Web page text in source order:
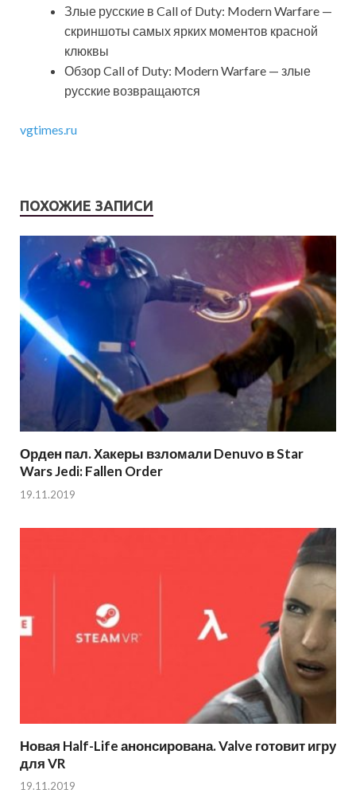
Злые русские в Call of Duty: Modern Warfare —
скриншоты самых ярких моментов красной
клюквы
Обзор Call of Duty: Modern Warfare — злые
русские возвращаются
vgtimes.ru
ПОХОЖИЕ ЗАПИСИ
Орден пал. Хакеры взломали Denuvo в Star
Wars Jedi: Fallen Order
19.11.2019
Новая Half-Life анонсирована. Valve готовит игру
для VR
19.11.2019